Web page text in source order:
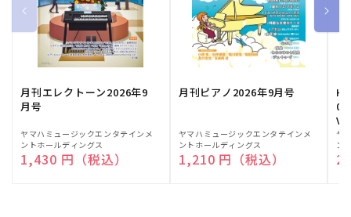
月刊エレクトーン2026年9
月号
販
売
元:
ヤマハミュージックエンタテインメ
ントホールディングス
通常価格
1,430 円（税込）
月刊ピアノ2026年9月号
販
売
元:
ヤマハミュージックエンタテインメ
ントホールディングス
通常価格
1,210 円（税込）
販
売
元:
ヤ
ン